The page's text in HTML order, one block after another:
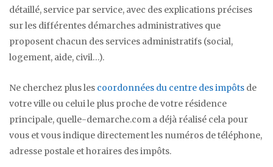
détaillé, service par service, avec des explications précises
sur les différentes démarches administratives que
proposent chacun des services administratifs (social,
logement, aide, civil…).
Ne cherchez plus les coordonnées du centre des impôts de
votre ville ou celui le plus proche de votre résidence
principale, quelle-demarche.com a déjà réalisé cela pour
vous et vous indique directement les numéros de téléphone,
adresse postale et horaires des impôts.